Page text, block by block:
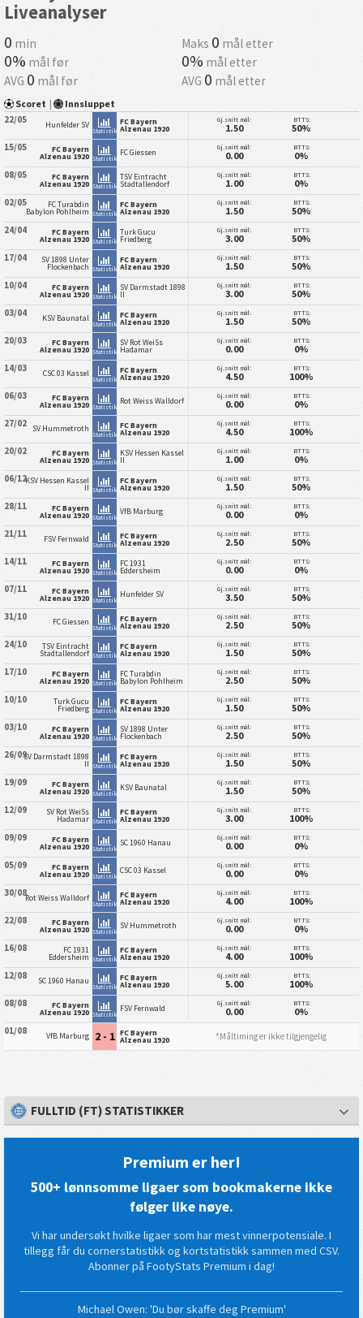
Liveanalyser
0 min Maks 0 mål etter
0% mål før 0% mål etter
AVG 0 mål før AVG 0 mål etter
Scoret | Innsluppet
22/05 Hunfelder SV
Statistikk
FC Bayern
Alzenau 1920
Gj.snitt mål:
1.50
BTTS:
50%
15/05 FC Bayern
Alzenau 1920 Statistikk
FC Giessen Gj.snitt mål:
0.00
BTTS:
0%
08/05 FC Bayern
Alzenau 1920 Statistikk
TSV Eintracht
Stadtallendorf
Gj.snitt mål:
1.00
BTTS:
0%
02/05 FC Turabdin
Babylon Pohlheim Statistikk
FC Bayern
Alzenau 1920
Gj.snitt mål:
1.50
BTTS:
50%
24/04 FC Bayern
Alzenau 1920 Statistikk
Turk Gucu
Friedberg
Gj.snitt mål:
3.00
BTTS:
50%
17/04 SV 1898 Unter
Flockenbach Statistikk
FC Bayern
Alzenau 1920
Gj.snitt mål:
1.50
BTTS:
50%
10/04 FC Bayern
Alzenau 1920 Statistikk
SV Darmstadt 1898
II
Gj.snitt mål:
3.00
BTTS:
50%
03/04 KSV Baunatal
Statistikk
FC Bayern
Alzenau 1920
Gj.snitt mål:
1.50
BTTS:
50%
20/03 FC Bayern
Alzenau 1920 Statistikk
SV Rot WeiSs
Hadamar
Gj.snitt mål:
0.00
BTTS:
0%
14/03 CSC 03 Kassel
Statistikk
FC Bayern
Alzenau 1920
Gj.snitt mål:
4.50
BTTS:
100%
06/03 FC Bayern
Alzenau 1920 Statistikk
Rot Weiss Walldorf Gj.snitt mål:
0.00
BTTS:
0%
27/02 SV Hummetroth
Statistikk
FC Bayern
Alzenau 1920
Gj.snitt mål:
4.50
BTTS:
100%
20/02 FC Bayern
Alzenau 1920 Statistikk
KSV Hessen Kassel
II
Gj.snitt mål:
1.00
BTTS:
0%
06/12KSV Hessen Kassel
II Statistikk
FC Bayern
Alzenau 1920
Gj.snitt mål:
1.50
BTTS:
50%
28/11 FC Bayern
Alzenau 1920 Statistikk
VfB Marburg Gj.snitt mål:
0.00
BTTS:
0%
21/11 FSV Fernwald
Statistikk
FC Bayern
Alzenau 1920
Gj.snitt mål:
2.50
BTTS:
50%
14/11 FC Bayern
Alzenau 1920 Statistikk
FC 1931
Eddersheim
Gj.snitt mål:
0.00
BTTS:
0%
07/11 FC Bayern
Alzenau 1920 Statistikk
Hunfelder SV Gj.snitt mål:
3.50
BTTS:
50%
31/10 FC Giessen
Statistikk
FC Bayern
Alzenau 1920
Gj.snitt mål:
2.50
BTTS:
50%
24/10 TSV Eintracht
Stadtallendorf Statistikk
FC Bayern
Alzenau 1920
Gj.snitt mål:
1.50
BTTS:
50%
17/10 FC Bayern
Alzenau 1920 Statistikk
FC Turabdin
Babylon Pohlheim
Gj.snitt mål:
2.50
BTTS:
50%
10/10 Turk Gucu
Friedberg Statistikk
FC Bayern
Alzenau 1920
Gj.snitt mål:
1.50
BTTS:
50%
03/10 FC Bayern
Alzenau 1920 Statistikk
SV 1898 Unter
Flockenbach
Gj.snitt mål:
2.50
BTTS:
50%
26/09SV Darmstadt 1898
II Statistikk
FC Bayern
Alzenau 1920
Gj.snitt mål:
1.50
BTTS:
50%
19/09 FC Bayern
Alzenau 1920 Statistikk
KSV Baunatal Gj.snitt mål:
1.50
BTTS:
50%
12/09 SV Rot WeiSs
Hadamar Statistikk
FC Bayern
Alzenau 1920
Gj.snitt mål:
3.00
BTTS:
100%
09/09 FC Bayern
Alzenau 1920 Statistikk
SC 1960 Hanau Gj.snitt mål:
0.00
BTTS:
0%
05/09 FC Bayern
Alzenau 1920 Statistikk
CSC 03 Kassel Gj.snitt mål:
0.00
BTTS:
0%
30/08Rot Weiss Walldorf
Statistikk
FC Bayern
Alzenau 1920
Gj.snitt mål:
4.00
BTTS:
100%
22/08 FC Bayern
Alzenau 1920 Statistikk
SV Hummetroth Gj.snitt mål:
0.00
BTTS:
0%
16/08 FC 1931
Eddersheim Statistikk
FC Bayern
Alzenau 1920
Gj.snitt mål:
4.00
BTTS:
100%
12/08 SC 1960 Hanau
Statistikk
FC Bayern
Alzenau 1920
Gj.snitt mål:
5.00
BTTS:
100%
08/08 FC Bayern
Alzenau 1920 Statistikk
FSV Fernwald Gj.snitt mål:
0.00
BTTS:
0%
01/08 VfB Marburg 2 - 1 FC Bayern
Alzenau 1920 *Måltiming er ikke tilgjengelig
FULLTID (FT) STATISTIKKER
Premium er her!
500+ lønnsomme ligaer som bookmakerne ikke
følger like nøye.
Vi har undersøkt hvilke ligaer som har mest vinnerpotensiale. I
tillegg får du cornerstatistikk og kortstatistikk sammen med CSV.
Abonner på FootyStats Premium i dag!
Michael Owen: 'Du bør skaffe deg Premium'